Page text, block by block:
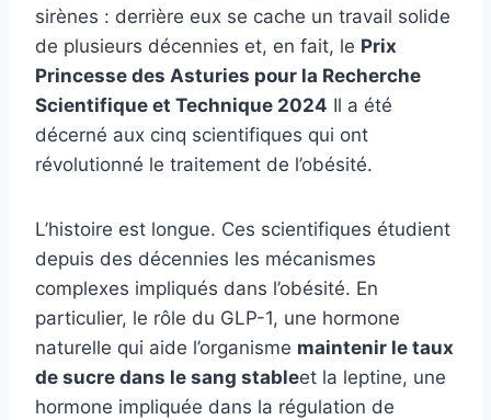
sirènes : derrière eux se cache un travail solide
de plusieurs décennies et, en fait, le Prix ​​
Princesse des Asturies pour la Recherche
Scientifique et Technique 2024 Il a été
décerné aux cinq scientifiques qui ont
révolutionné le traitement de l’obésité.
L’histoire est longue. Ces scientifiques étudient
depuis des décennies les mécanismes
complexes impliqués dans l’obésité. En
particulier, le rôle du GLP-1, une hormone
naturelle qui aide l’organisme maintenir le taux
de sucre dans le sang stableet la leptine, une
hormone impliquée dans la régulation de